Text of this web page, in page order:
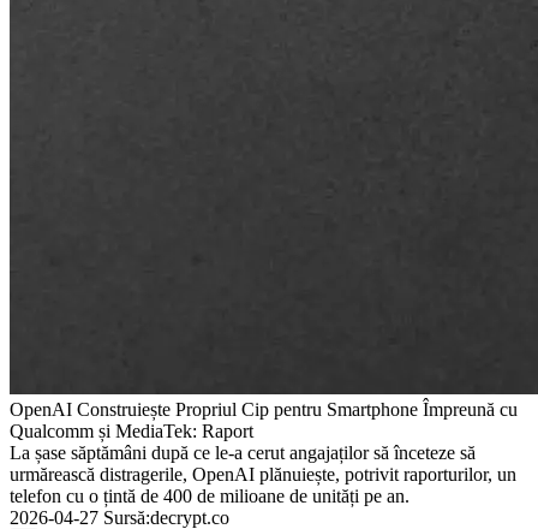
OpenAI Construiește Propriul Cip pentru Smartphone Împreună cu
Qualcomm și MediaTek: Raport
La șase săptămâni după ce le-a cerut angajaților să înceteze să
urmărească distragerile, OpenAI plănuiește, potrivit raporturilor, un
telefon cu o țintă de 400 de milioane de unități pe an.
2026-04-27 Sursă:decrypt.co